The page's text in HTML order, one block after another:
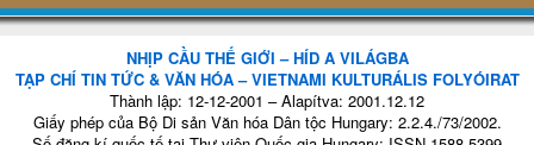
NHỊP CẦU THẾ GIỚI – HÍD A VILÁGBA
TẠP CHÍ TIN TỨC & VĂN HÓA – VIETNAMI KULTURÁLIS FOLYÓIRAT
Thành lập: 12-12-2001 – Alapítva: 2001.12.12
Giấy phép của Bộ Di sản Văn hóa Dân tộc Hungary: 2.2.4./73/2002.